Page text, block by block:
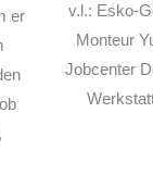
v.l.: Esko-
Monteur
Jobcenter
er